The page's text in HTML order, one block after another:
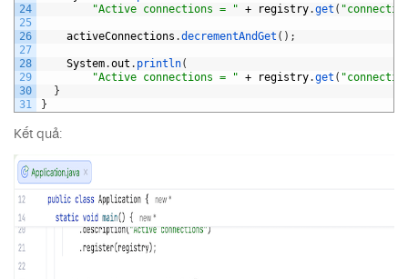
24
25
26
27
28
29
30
31
"Active connections = " + registry.get (
activeConnections .decrementAndGet ( ) ;
System.out . println(
"Active connections = " + registry.get (
}
}
Kết quả: